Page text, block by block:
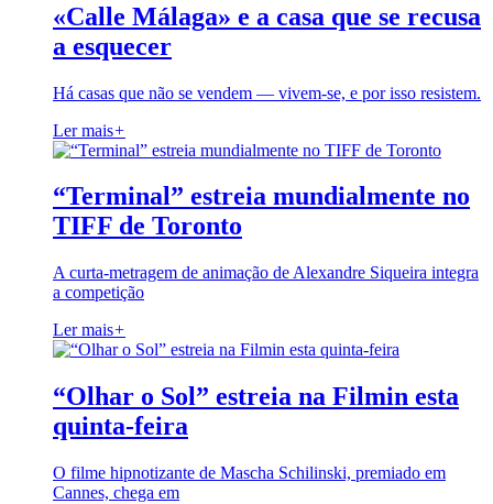
«Calle Málaga» e a casa que se recusa
a esquecer
Há casas que não se vendem — vivem-se, e por isso resistem.
Ler mais+
“Terminal” estreia mundialmente no
TIFF de Toronto
A curta-metragem de animação de Alexandre Siqueira integra
a competição
Ler mais+
“Olhar o Sol” estreia na Filmin esta
quinta-feira
O filme hipnotizante de Mascha Schilinski, premiado em
Cannes, chega em